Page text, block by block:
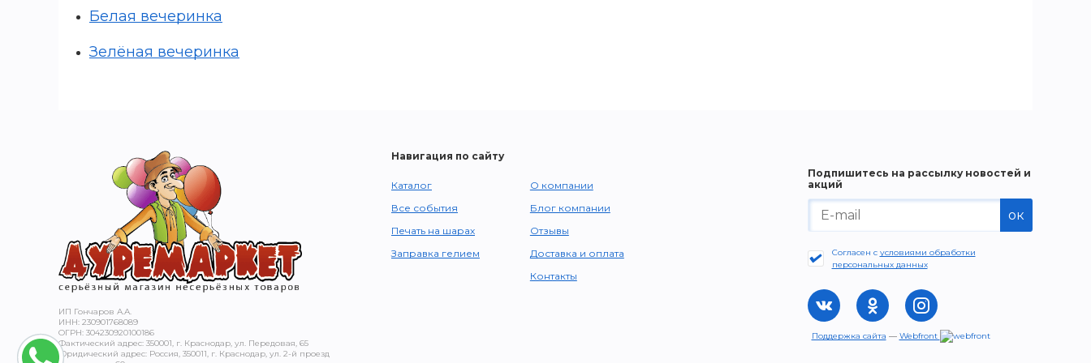
Белая вечеринка
Зелёная вечеринка
ИП Гончаров А.А.
ИНН: 230901768089
ОГРН: 304230920100186
Фактический адрес: 350001, г. Краснодар, ул. Передовая, 65
Юридический адрес: Россия, 350011, г. Краснодар, ул. 2-й проезд
Навигация по сайту
Каталог
Все события
Печать на шарах
Заправка гелием
О компании
Блог компании
Отзывы
Доставка и оплата
Контакты
Подпишитесь на рассылку новостей и
акций
ок
Согласен с условиями обработки
персональных данных
Поддержка сайта — Webfront